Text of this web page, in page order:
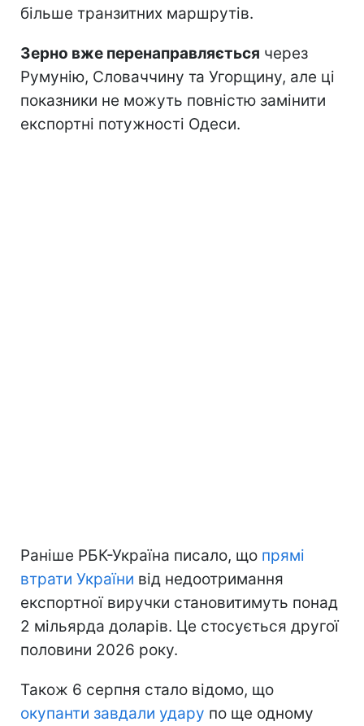
більше транзитних маршрутів.
Зерно вже перенаправляється через
Румунію, Словаччину та Угорщину, але ці
показники не можуть повністю замінити
експортні потужності Одеси.
Раніше РБК-Україна писало, що прямі
втрати України від недоотримання
експортної виручки становитимуть понад
2 мільярда доларів. Це стосується другої
половини 2026 року.
Також 6 серпня стало відомо, що
окупанти завдали удару по ще одному